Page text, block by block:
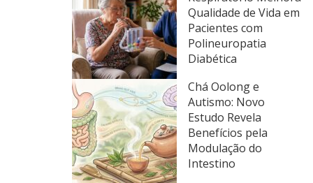
Qualidade de Vida em
Pacientes com
Polineuropatia
Diabética
Chá Oolong e
Autismo: Novo
Estudo Revela
Benefícios pela
Modulação do
Intestino